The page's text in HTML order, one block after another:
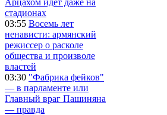
стадионах
03:55 Восемь лет
ненависти: армянский
режиссер о расколе
общества и произволе
властей
03:30 "Фабрика фейков"
— в парламенте или
Главный враг Пашиняна
— правда